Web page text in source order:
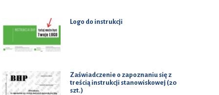
Logo do instrukcji
Zaświadczenie o zapoznaniu się z
treścią instrukcji stanowiskowej (20
szt.)